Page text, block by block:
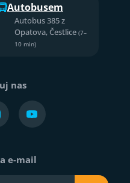
Autobusem
Autobus 385 z
Opatova, Čestlice (7–
10 min)
nas
e-mail